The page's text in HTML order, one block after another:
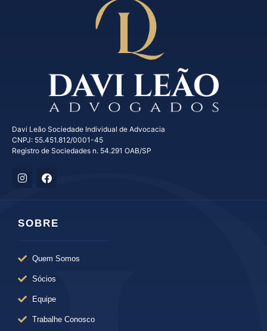
Davi Leão Sociedade Individual de Advocacia
CNPJ: 55.451.812/0001-45
Registro de Sociedades n. 54.291 OAB/SP
SOBRE
Quem Somos
Sócios
Equipe
Trabalhe Conosco